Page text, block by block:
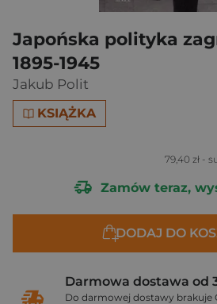
Japońska polityka
1895-1945
Jakub Polit
KSIĄŻKA
79,40 zł -
Zamów teraz,
DODAJ DO
Darmowa dostawa od
Do darmowej dostawy brakuje